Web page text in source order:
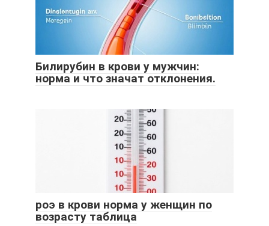
Билирубин в крови у мужчин:
норма и что значат отклонения.
роэ в крови норма у женщин по
возрасту таблица